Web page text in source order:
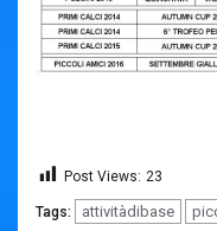
Post Views: 23
Tags: attivitàdibase